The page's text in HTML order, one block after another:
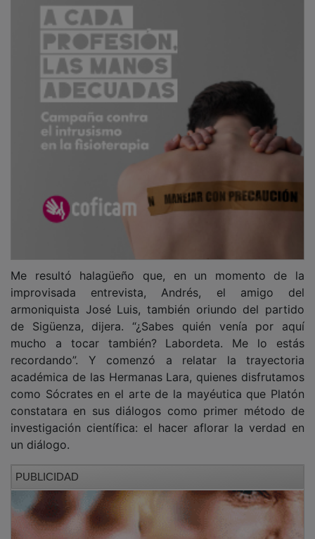
improvisada entrevista, Andrés, el amigo del
armoniquista José Luis, también oriundo del partido
de Sigüenza, dijera. “¿Sabes quién venía por aquí
mucho a tocar también? Labordeta. Me lo estás
recordando”. Y comenzó a relatar la trayectoria
académica de las Hermanas Lara, quienes disfrutamos
como Sócrates en el arte de la mayéutica que Platón
constatara en sus diálogos como primer método de
investigación científica: el hacer aflorar la verdad en
un diálogo.